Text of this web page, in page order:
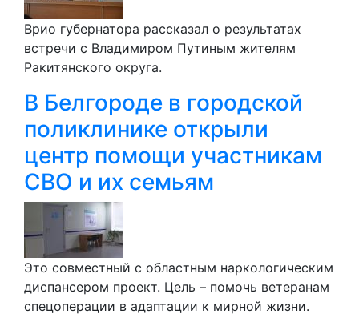
Врио губернатора рассказал о результатах
встречи с Владимиром Путиным жителям
Ракитянского округа.
В Белгороде в городской
поликлинике открыли
центр помощи участникам
СВО и их семьям
Это совместный с областным наркологическим
диспансером проект. Цель – помочь ветеранам
спецоперации в адаптации к мирной жизни.